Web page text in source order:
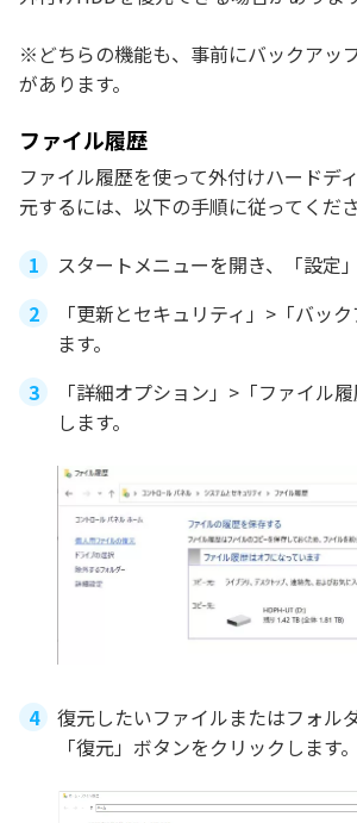
※どちらの機能も、事前にバックアッ
があります。
ファイル履歴
ファイル履歴を使って外付けハードデ
元するには、以下の手順に従ってくださ
スタートメニューを開き、「設定
「更新とセキュリティ」>「バッ
ます。
「詳細オプション」>「ファイル
します。
復元したいファイルまたはフォル
「復元」ボタンをクリックします。